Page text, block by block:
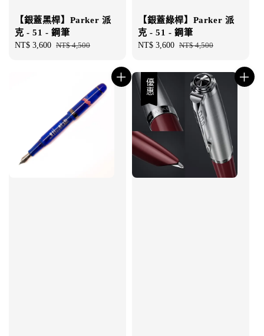
【銀蓋黑桿】Parker 派
克 - 51 - 鋼筆
Sale
NT$ 3,600 Regular
NT$ 4,500
【銀蓋綠桿】Parker 派
克 - 51 - 鋼筆
Sale
NT$ 3,600 Regular
NT$ 4,500
優惠